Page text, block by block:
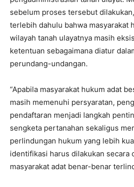
sebelum proses tersebut
terlebih dahulu bahwa masyarakat
wilayah tanah ulayatnya masih
ketentuan sebagaimana diatur
perundang-undangan.
“Apabila masyarakat hukum adat
masih memenuhi persyaratan,
pendaftaran menjadi langkah
sengketa pertanahan sekaligus
perlindungan hukum yang lebih
identifikasi harus dilakukan secara
masyarakat adat benar-benar